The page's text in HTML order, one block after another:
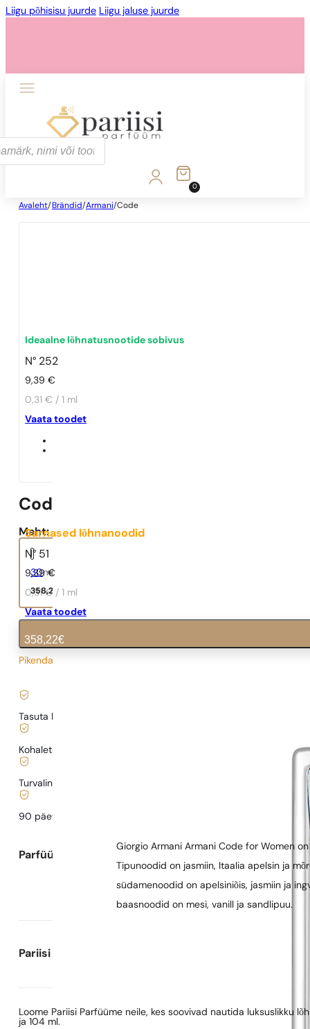
Liigu põhisisu juurde Liigu jaluse juurde
0
Avaleht/ Brändid/Armani/Code
Ideaalne lõhnatusnootide sobivus
N° 252
9,39€
0,31 € / 1 ml
Vaata toodet
Sarnased lõhnanoodid
N° 51
9,39€
0,31 € / 1 ml
Vaata toodet
Code
Maht:
30ml
358,22 €
358,22€
Pikendatud tarneaeg
Tasuta kohaletoimetamine alates
Kohaletoimetamine alates
Turvaline ostlemine ja maksed
90 päeva
Parfüümi kirjeldus
Giorgio Armani Armani Code for Women
Tipunoodid on jasmiin, Itaalia apelsin ja
südamenoodid on apelsiniõis, jasmiin ja
baasnoodid on mesi, vanill ja sandlipuu.
Pariisi Parfüümide kohta
Loome Pariisi Parfüüme neile, kes soovivad nautida luksuslikku
ja 104 ml.